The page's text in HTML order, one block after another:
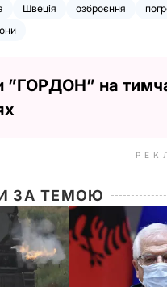
Швеція озброєння
”ГОРДОН” на
ЗА ТЕМОЮ